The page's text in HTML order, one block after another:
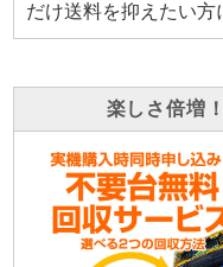
だけ送料を抑えたい方
楽しさ倍増